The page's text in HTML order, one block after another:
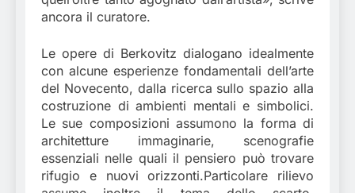
ancora il curatore.
Le opere di Berkovitz dialogano idealmente
con alcune esperienze fondamentali dell’arte
del Novecento, dalla ricerca sullo spazio alla
costruzione di ambienti mentali e simbolici.
Le sue composizioni assumono la forma di
architetture immaginarie, scenografie
essenziali nelle quali il pensiero può trovare
rifugio e nuovi orizzonti.Particolare rilievo